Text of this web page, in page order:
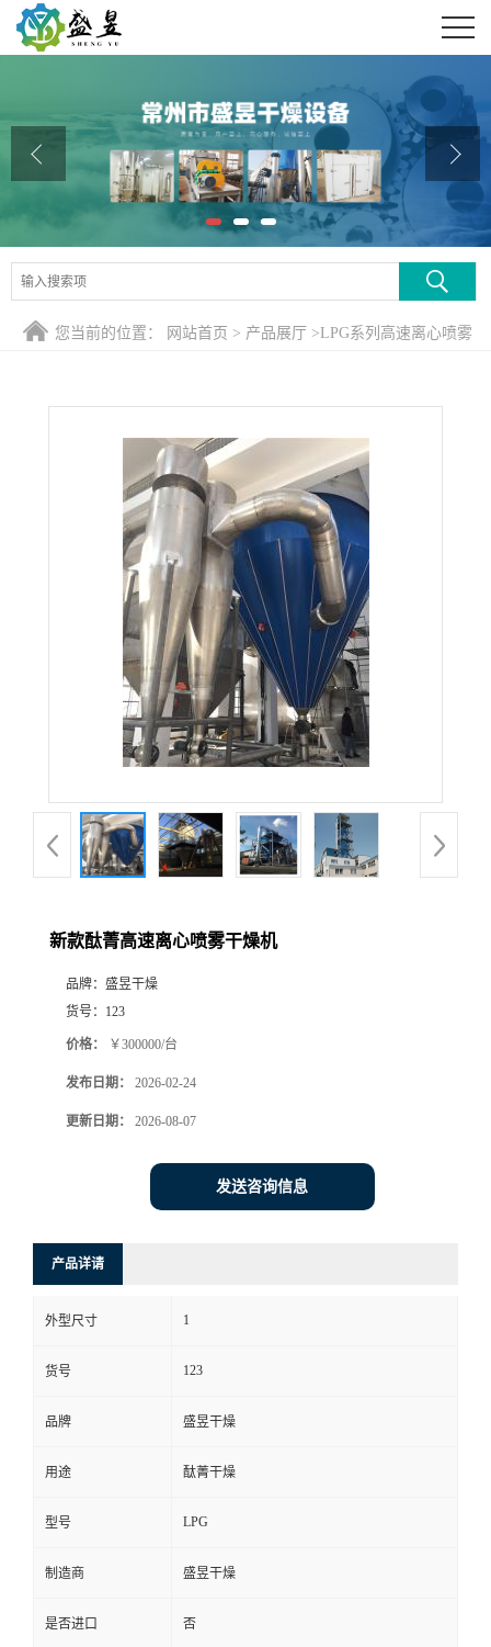
公司介绍
公司动态
产品展厅
证书荣誉
联系方式
您当前的位置： 网站首页 > 产品展厅 >LPG系列高速离心喷雾
新款酞菁高速离心喷雾干燥机
品牌： 盛昱干燥
货号： 123
价格： ￥300000/台
发布日期： 2026-02-24
更新日期： 2026-08-07
发送咨询信息
产品详请
外型尺寸 1
货号 123
品牌 盛昱干燥
用途 酞菁干燥
型号 LPG
制造商 盛昱干燥
是否进口 否